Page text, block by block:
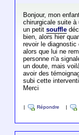
Bonjour, mon
chirurgicale suite à
un petit souffle
bien, alors hier
revoir le diagnostic
alors que lui ne
personne n'a
un doute, mais
avoir des
subi cette
Merci
Répondre